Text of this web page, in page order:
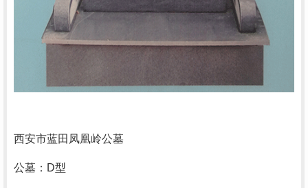
西安市蓝田凤凰岭公墓
公墓：D型